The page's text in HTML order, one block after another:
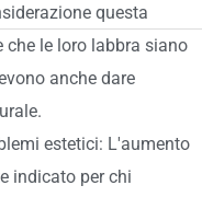
questa
che le loro labbra siano
anche dare
estetici: L'aumento
indicato per chi